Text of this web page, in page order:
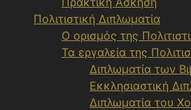
Πολιτιστική Διπλωματία
Ο ορισμός της
Τα εργαλεία της
Διπλωματία των
Εκκλησιαστική
Διπλωματία του